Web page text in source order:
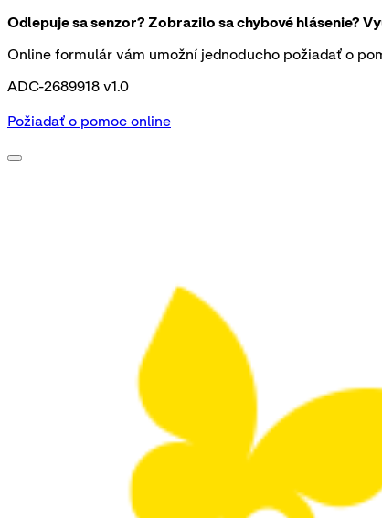
Odlepuje sa senzor? Zobrazilo sa chybové hlásenie?
Online formulár vám umožní jednoducho požiadať o
ADC-2689918 v1.0
Požiadať o pomoc online